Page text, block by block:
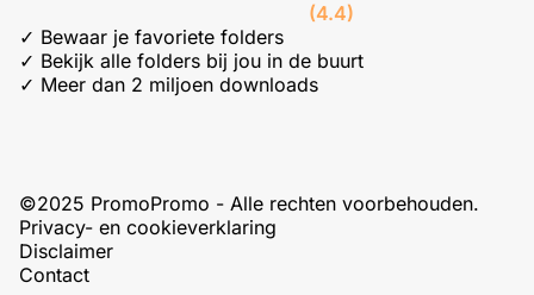
(4.4)
✓ Bewaar je favoriete folders
✓ Bekijk alle folders bij jou in de buurt
✓ Meer dan 2 miljoen downloads
©2025 PromoPromo - Alle rechten voorbehouden.
Privacy- en cookieverklaring
Disclaimer
Contact